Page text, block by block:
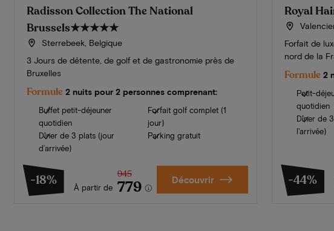
Radisson Collection The National
Brussels★★★★★
Sterrebeek, Belgique
3 Jours de détente, de golf et de gastronomie près de
Bruxelles
Formule 2 nuits pour 2 personnes comprenant:
Buffet petit-déjeuner
quotidien
Dîner de 3 plats (jour
d’arrivée)
Forfait golf complet (1
jour)
Parking gratuit
-18% À partir de
945
779 Découvrir
Royal
Forfait de
nord de la
Formule 2
Petit-
quotidien
Dîner de
l'arrivée)
-44%